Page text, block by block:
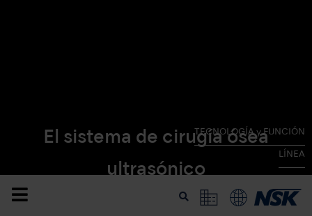
TECNOLOGÍA y FUNCIÓN
LÍNEA
El sistema de cirugía ósea
ultrasónico
imprescindible para los